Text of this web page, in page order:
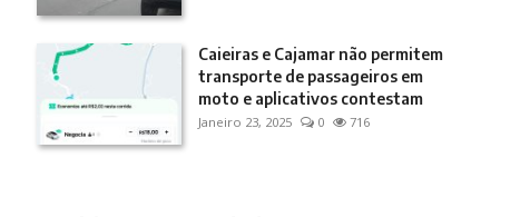
Caieiras e Cajamar não permitem
transporte de passageiros em
moto e aplicativos contestam
Janeiro 23, 2025 0 716